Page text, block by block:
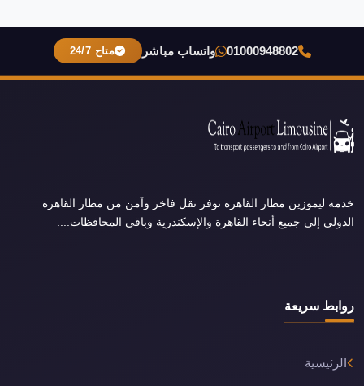
01000948802 واتساب مباشر متاح 24/7
خدمة ليموزين مطار القاهرة توفر نقل فاخر وآمن من مطار القاهرة
الدولي إلى جميع أنحاء القاهرة والإسكندرية وباقي المحافظات....
روابط سريعة
الرئيسية